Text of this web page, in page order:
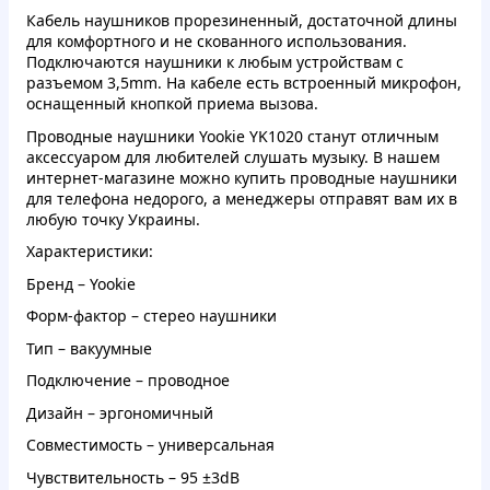
Кабель наушников прорезиненный, достаточной длины
для комфортного и не скованного использования.
Подключаются наушники к любым устройствам с
разъемом 3,5mm. На кабеле есть встроенный микрофон,
оснащенный кнопкой приема вызова.
Проводные наушники Yookie YK1020 станут отличным
аксессуаром для любителей слушать музыку. В нашем
интернет-магазине можно купить проводные наушники
для телефона недорого, а менеджеры отправят вам их в
любую точку Украины.
Характеристики:
Бренд – Yookie
Форм-фактор – стерео наушники
Тип – вакуумные
Подключение – проводное
Дизайн – эргономичный
Совместимость – универсальная
Чувствительность – 95 ±3dB